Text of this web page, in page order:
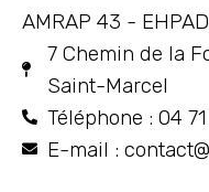
AMRAP 43 -
7 Chemin de la
Saint-Marcel
Téléphone : 04
E-mail :